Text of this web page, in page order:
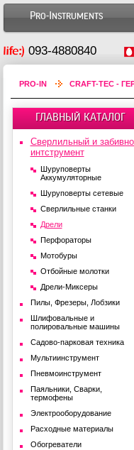
Pro-Instruments
093-4880840
PRO-IN CRAFT-TEC -
ГЛАВНЫЙ КАТАЛОГ
Сверлильный и
интструмент
Шуруповерты
Аккумуляторные
Шуруповерты сетевые
Сверлильные станки
Дрели
Перфораторы
Мотобуры
Отбойные молотки
Дрели-Миксеры
Пилы, Фрезеры, Лобзики
Шлифовальные и
полировальные машины
Садово-парковая техника
Мультиинструмент
Пневмоинструмент
Паяльники, Сварки,
термофены
Электрооборудование
Расходные материалы
Обогреватели